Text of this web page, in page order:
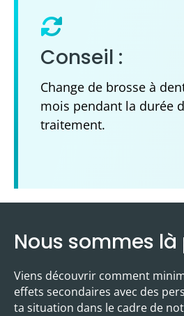
Conseil :
Change de brosse à
mois pendant la durée
traitement.
Nous sommes
Viens découvrir comment
effets secondaires avec des
ta situation dans le cadre de